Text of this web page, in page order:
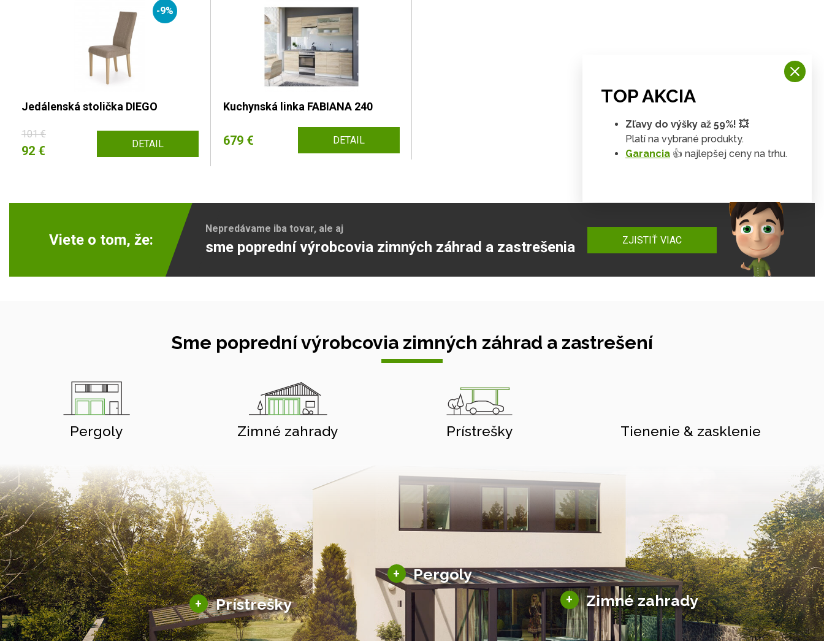
-9%
Jedálenská stolička DIEGO
101 €
92 € DETAIL
Kuchynská linka FABIANA 240
679 € DETAIL
Viete o tom, že:
Nepredávame iba tovar, ale aj
sme poprední výrobcovia zimných záhrad a zastrešenia ZJISTIŤ VIAC
Sme poprední výrobcovia zimných záhrad a zastrešení
Pergoly Zimné zahrady Prístrešky Tienenie & zasklenie
+ Pergoly
Hliníkové pergoly
Bioklimatické pergoly
Altány a zastrešenie
Solárne pergoly
+ Zimné zahrady
Sezónne zimné záhrady
Hliníkové zimné záhrady
Posuvné zimné záhrady
+ Prístrešky
Hliníkové prístrešky
Solárne prístrešky pre auto
TOP AKCIA
Zľavy do výšky až 59%! 💥
Platí na vybrané produkty.
Garancia 👍 najlepšej ceny na trhu.